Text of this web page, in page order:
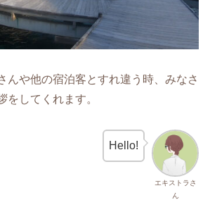
んや他の宿泊客とすれ違う時、みなさ
をしてくれます。
エキストラさ
ん
Hello!